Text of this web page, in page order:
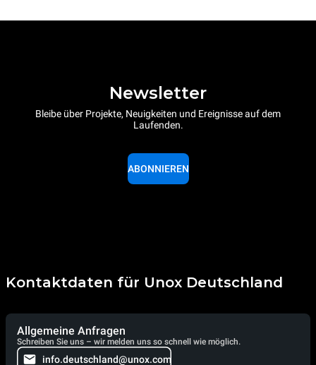
Newsletter
Bleibe über Projekte, Neuigkeiten und Ereignisse auf dem
Laufenden.
ABONNIEREN
Kontaktdaten für Unox Deutschland
Allgemeine Anfragen
Schreiben Sie uns – wir melden uns so schnell wie möglich.
info.deutschland@unox.com